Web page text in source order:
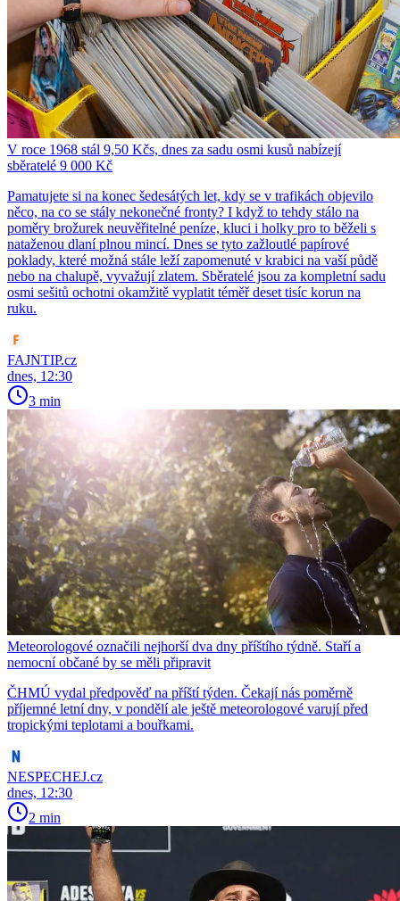
V roce 1968 stál 9,50 Kčs, dnes za sadu osmi kusů nabízejí
sběratelé 9 000 Kč
Pamatujete si na konec šedesátých let, kdy se v trafikách objevilo
něco, na co se stály nekonečné fronty? I když to tehdy stálo na
poměry brožurek neuvěřitelné peníze, kluci i holky pro to běželi s
nataženou dlaní plnou mincí. Dnes se tyto zažloutlé papírové
poklady, které možná stále leží zapomenuté v krabici na vaší půdě
nebo na chalupě, vyvažují zlatem. Sběratelé jsou za kompletní sadu
osmi sešitů ochotni okamžitě vyplatit téměř deset tisíc korun na
ruku.
FAJNTIP.cz
dnes, 12:30
3 min
Meteorologové označili nejhorší dva dny příštího týdně. Staří a
nemocní občané by se měli připravit
ČHMÚ vydal předpověď na příští týden. Čekají nás poměrně
příjemné letní dny, v pondělí ale ještě meteorologové varují před
tropickými teplotami a bouřkami.
NESPECHEJ.cz
dnes, 12:30
2 min